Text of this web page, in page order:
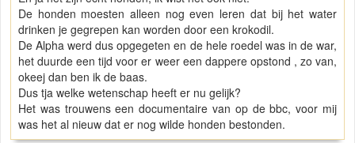
De honden moesten alleen nog even leren dat bij het water
drinken je gegrepen kan worden door een krokodil.
De Alpha werd dus opgegeten en de hele roedel was in de war,
het duurde een tijd voor er weer een dappere opstond , zo van,
okeej dan ben ik de baas.
Dus tja welke wetenschap heeft er nu gelijk?
Het was trouwens een documentaire van op de bbc, voor mij
was het al nieuw dat er nog wilde honden bestonden.